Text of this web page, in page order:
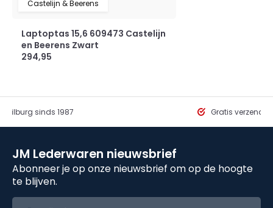
Castelijn & Beerens
Laptoptas 15,6 609473 Castelijn
en Beerens Zwart
294,95
Tilburg sinds 1987 Gratis
JM Lederwaren nieuwsbrief
Abonneer je op onze nieuwsbrief om op de hoogte
te blijven.